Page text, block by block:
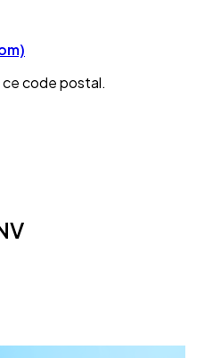
ce code postal.